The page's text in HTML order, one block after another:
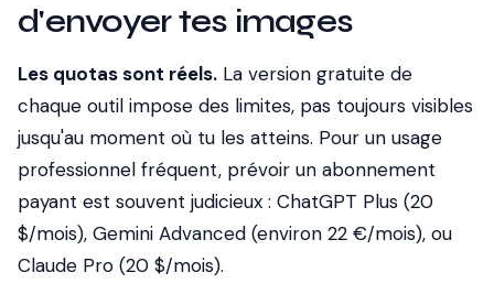
d'envoyer tes images
Les quotas sont réels. La version gratuite de
chaque outil impose des limites, pas toujours visibles
jusqu'au moment où tu les atteins. Pour un usage
professionnel fréquent, prévoir un abonnement
payant est souvent judicieux : ChatGPT Plus (20
$/mois), Gemini Advanced (environ 22 €/mois), ou
Claude Pro (20 $/mois).